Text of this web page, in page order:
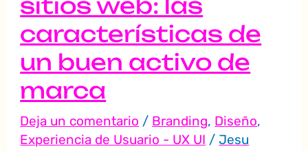
sitios web: las
características de
un buen activo de
marca
Deja un comentario / Branding, Diseño,
Experiencia de Usuario - UX UI /Jesu
activo
de
marca